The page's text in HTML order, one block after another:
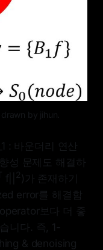
by jihun.
: 바운더리 연산
성 문제도 해결하
f|| 2 )가 존재하기
error를 해결함
보다 더 좋
니다. 즉, 1-
& denoising